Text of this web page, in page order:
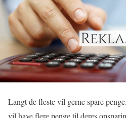
Langt de fleste vil gerne spare
vil have flere penge til deres